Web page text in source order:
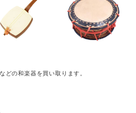
どの和楽器を買い取ります。